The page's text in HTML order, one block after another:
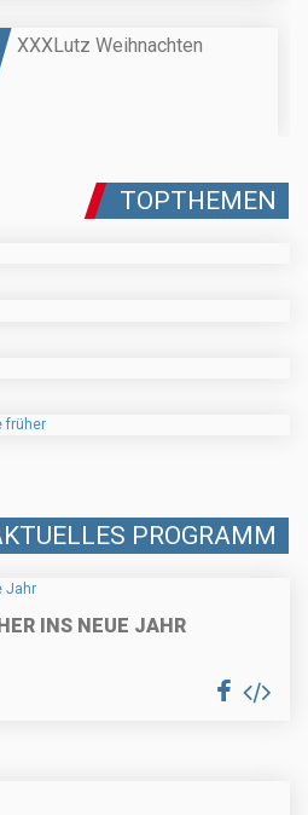
XXXLutz Weihnachten
TOPTHEMEN
PROGRAMM
INS NEUE JAHR